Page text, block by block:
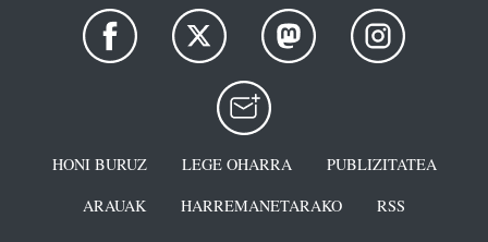
HONI BURUZ LEGE OHARRA
PUBLIZITATEA
ARAUAK
HARREMANETARAKO RSS